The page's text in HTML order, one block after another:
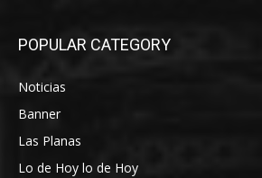
POPULAR CATEGORY
Noticias
Banner
Las Planas
Lo de Hoy lo de Hoy